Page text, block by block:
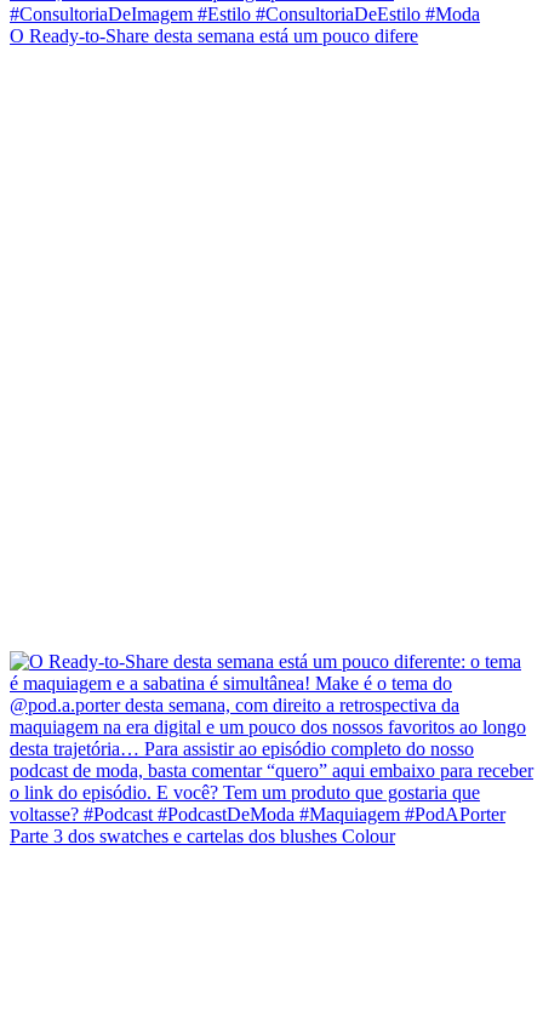
O Ready-to-Share desta semana está um pouco difere
Parte 3 dos swatches e cartelas dos blushes Colour